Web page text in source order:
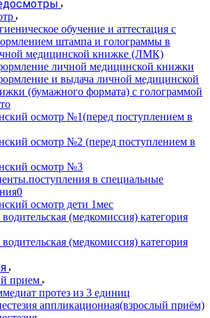
обучение и аттестация с
штампа и голограммы в
медицинской книжке (ЛМК)
личной медицинской книжки
и выдача личной медицинской
(бумажного формата) с голограммой
осмотр №1(перед поступлением в
осмотр №2 (перед поступлением в
осмотр №3
в специальные
осмотр дети 1мес
(медкомиссия) категория
(медкомиссия) категория
прием
протез из 3 единиц
аппликационная(взрослый приём)